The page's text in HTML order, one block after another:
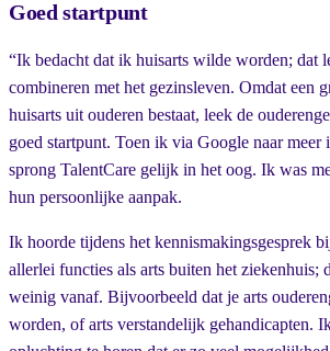
Goed startpunt
“Ik bedacht dat ik huisarts wilde worden; dat
combineren met het gezinsleven. Omdat een
huisarts uit ouderen bestaat, leek de
goed startpunt. Toen ik via Google naar meer
sprong TalentCare gelijk in het oog. Ik was
hun persoonlijke aanpak.
Ik hoorde tijdens het kennismakingsgesprek
allerlei functies als arts buiten het ziekenhuis;
weinig vanaf. Bijvoorbeeld dat je arts
worden, of arts verstandelijk gehandicapten.